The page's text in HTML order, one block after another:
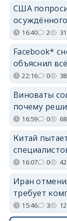
США
16:40 2
Facebook*
объяснил
22:16 0
Виноваты
почему
16:59 0
Китай
16:07 0
Иран
требует
15:46 3